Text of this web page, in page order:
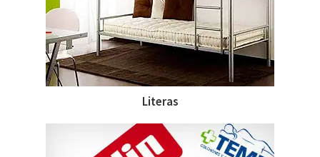
Literas